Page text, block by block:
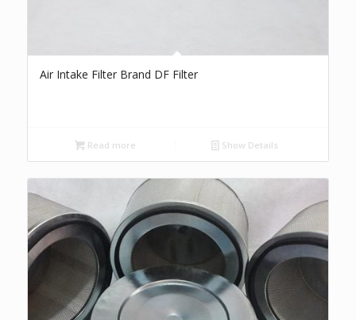
Air Intake Filter Brand DF Filter
Read more Show Details